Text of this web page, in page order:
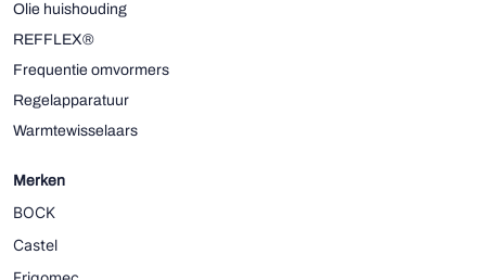
Olie huishouding
REFFLEX®
Frequentie omvormers
Regelapparatuur
Warmtewisselaars
Merken
BOCK
Castel